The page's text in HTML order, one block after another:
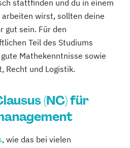
stattfinden und du in einem
wirst, sollten deine
gut sein. Für den
Teil des Studiums
Mathekenntnisse sowie
Recht und Logistik.
(NC) für
, wie das bei vielen